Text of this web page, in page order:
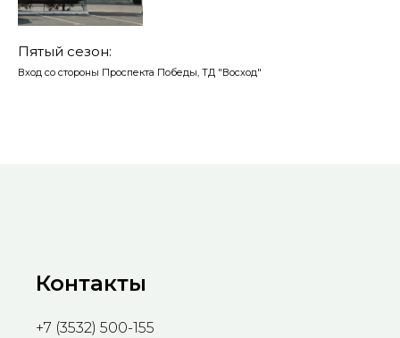
Пятый сезон:
Вход со стороны Проспекта Победы, ТД "Восход"
Контакты
+7 (3532) 500-155